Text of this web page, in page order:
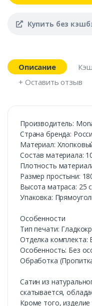
Купить без
Описание
+ Оставить отзыв
Производитель:
Страна бренда:
Материал:
Состав материала:
Плотность
Размер простыни:
Высота матраса: 25
Упаковка:
Особенности
Тип печати:
Отделка комплекта:
Особенность: Без
Обработка
Сатин из
скатывается,
Кроме того,